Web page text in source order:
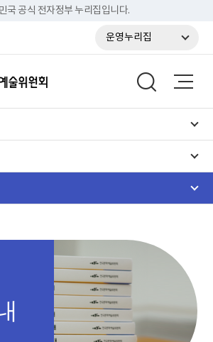
국 공식 전자정부 누리집입니다.
운영누리집